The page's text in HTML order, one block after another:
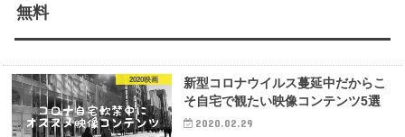
無料
2020映画
新型コロナウイルス蔓延中だからこ
そ自宅で観たい映像コンテンツ5選
2020.02.29